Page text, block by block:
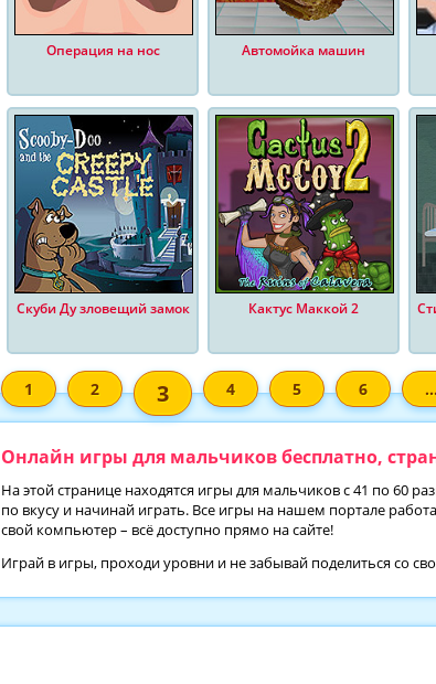
Операция на нос Автомойка машин
Скуби Ду зловещий замок Кактус Маккой 2
1 2 3 4 5 6
Онлайн игры для мальчиков бесплатно,
На этой странице находятся игры для мальчиков с 41 по 60
по вкусу и начинай играть. Все игры на нашем портале
свой компьютер – всё доступно прямо на сайте!
Играй в игры, проходи уровни и не забывай поделиться со